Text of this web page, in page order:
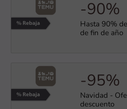
-90%
Hasta 90%
de fin de año
-95%
Navidad -
descuento